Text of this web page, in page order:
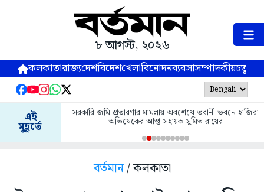
৮ আগস্ট, ২০২৬
কলকাতারাজ্যদেশবিদেশখেলাবিনোদনব্যবসাসম্পাদকীয়
এই
মুহূর্তে
সরকারি জমি প্রতারণার মামলায় অবশেষে ভবানী ভবনে হাজিরা
অভিষেকের আপ্ত সহায়ক সুমিত রায়ের
বর্তমান/ কলকাতা